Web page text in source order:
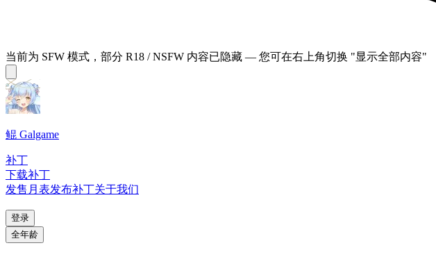
当前为 SFW 模式，部分 R18 / NSFW 内容已隐藏 — 您可在右上角切换 "显示全部内容"
鲲 Galgame
补丁
下载补丁
发售月表发布补丁关于我们
登录
全年龄